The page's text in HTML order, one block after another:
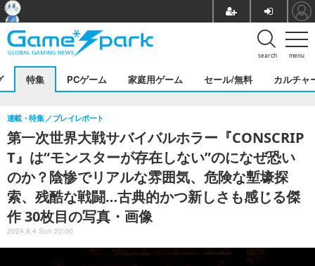
menu
search
特集 PCゲーム 家庭用ゲーム セール/無料 カルチャ
第一次世界大戦サバイバルホラー『CONSCRIP
T』は“モンスターが存在しない”のになぜ恐い
のか？陰惨でリアルな雰囲気、危険な塹壕探
索、残酷な戦闘…古典的かつ新しさも感じる傑
作 30枚目の写真・画像
連載・特集 プレイレポート
2024.8.4 Sun 20:00